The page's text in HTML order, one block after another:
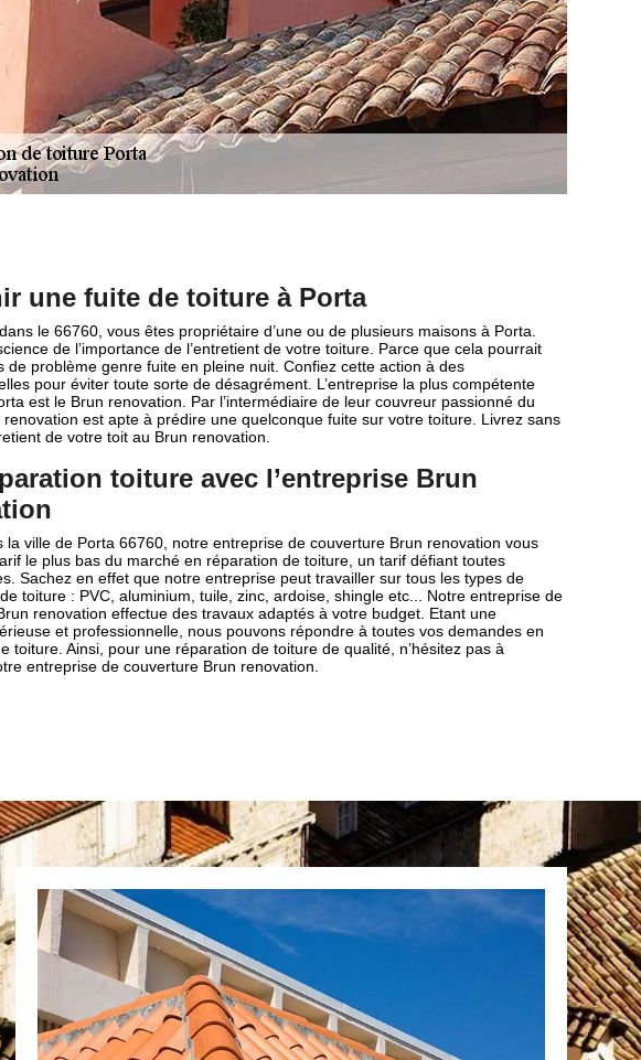
une fuite de toiture à Porta
le 66760, vous êtes propriétaire d’une ou de plusieurs maisons à Porta.
de l’importance de l’entretient de votre toiture. Parce que cela pourrait
de problème genre fuite en pleine nuit. Confiez cette action à des
pour éviter toute sorte de désagrément. L’entreprise la plus compétente
est le Brun renovation. Par l’intermédiaire de leur couvreur passionné du
renovation est apte à prédire une quelconque fuite sur votre toiture. Livrez sans
de votre toit au Brun renovation.
toiture avec l’entreprise Brun
la ville de Porta 66760, notre entreprise de couverture Brun renovation vous
le plus bas du marché en réparation de toiture, un tarif défiant toutes
Sachez en effet que notre entreprise peut travailler sur tous les types de
toiture : PVC, aluminium, tuile, zinc, ardoise, shingle etc... Notre entreprise de
renovation effectue des travaux adaptés à votre budget. Etant une
et professionnelle, nous pouvons répondre à toutes vos demandes en
toiture. Ainsi, pour une réparation de toiture de qualité, n’hésitez pas à
entreprise de couverture Brun renovation.